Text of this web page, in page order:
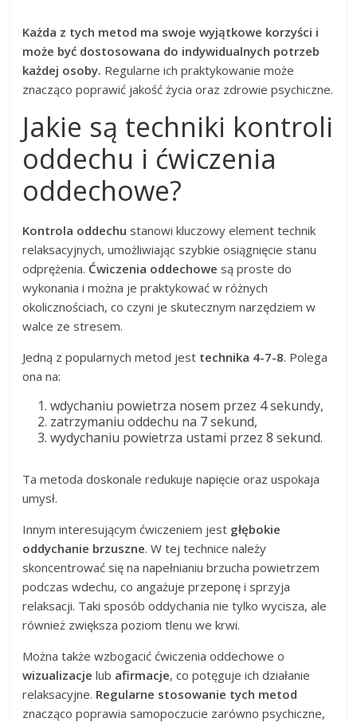
Każda z tych metod ma swoje wyjątkowe korzyści i
może być dostosowana do indywidualnych potrzeb
każdej osoby. Regularne ich praktykowanie może
znacząco poprawić jakość życia oraz zdrowie psychiczne.
Jakie są techniki kontroli
oddechu i ćwiczenia
oddechowe?
Kontrola oddechu stanowi kluczowy element technik
relaksacyjnych, umożliwiając szybkie osiągnięcie stanu
odprężenia. Ćwiczenia oddechowe są proste do
wykonania i można je praktykować w różnych
okolicznościach, co czyni je skutecznym narzędziem w
walce ze stresem.
Jedną z popularnych metod jest technika 4-7-8. Polega
ona na:
wdychaniu powietrza nosem przez 4 sekundy,
zatrzymaniu oddechu na 7 sekund,
wydychaniu powietrza ustami przez 8 sekund.
Ta metoda doskonale redukuje napięcie oraz uspokaja
umysł.
Innym interesującym ćwiczeniem jest głębokie
oddychanie brzuszne. W tej technice należy
skoncentrować się na napełnianiu brzucha powietrzem
podczas wdechu, co angażuje przeponę i sprzyja
relaksacji. Taki sposób oddychania nie tylko wycisza, ale
również zwiększa poziom tlenu we krwi.
Można także wzbogacić ćwiczenia oddechowe o
wizualizacje lub afirmacje, co potęguje ich działanie
relaksacyjne. Regularne stosowanie tych metod
znacząco poprawia samopoczucie zarówno psychiczne,